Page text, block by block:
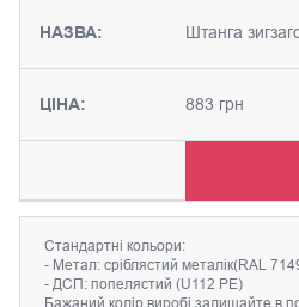
НАЗВА:
ЦІНА:
Штанга
883 грн
Cтандартні кольори:
- Метал: сріблястий металік(RAL
- ДСП: попелястий (U112 PE)
Бажаний колір виробі залишайте в